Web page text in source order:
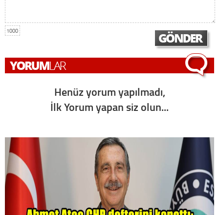
1000
Henüz yorum yapılmadı,
İlk Yorum yapan siz olun...